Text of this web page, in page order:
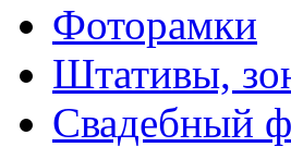
Фоторамки
Штативы,
Свадебный